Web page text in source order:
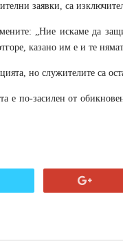
заявки, са
„Ние искаме да
казано им е и те
но служителите са
е по-засилен от